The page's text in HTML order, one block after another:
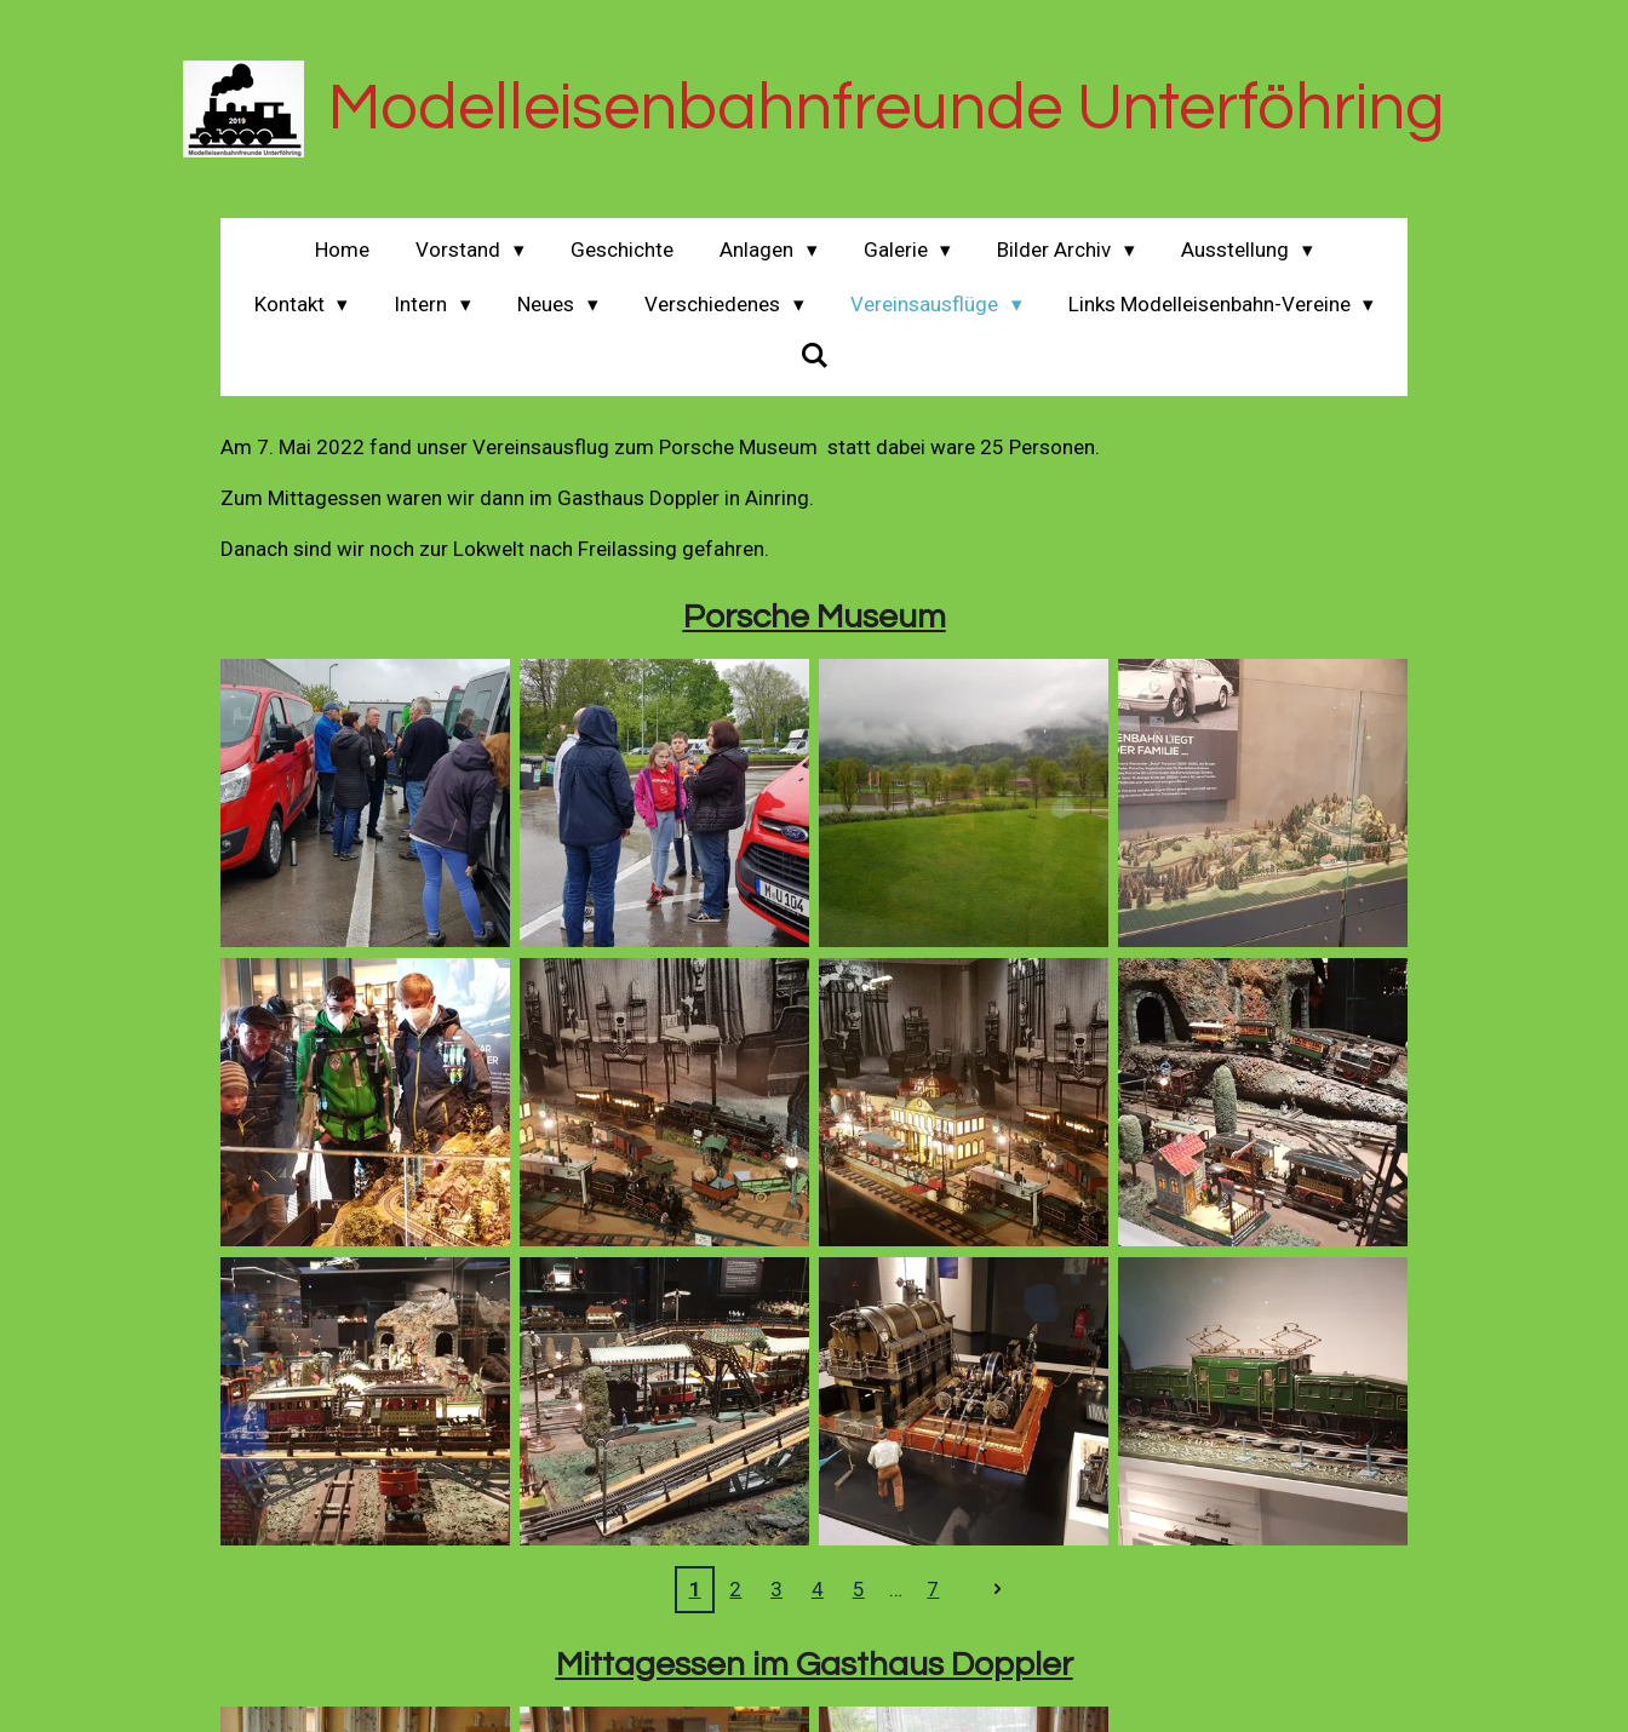
Modelleisenbahnfreunde Unterföhring
Home Vorstand Geschichte Anlagen Galerie Bilder Archiv Ausstellung
Kontakt Intern Neues Verschiedenes Vereinsausflüge Links Modelleisenbahn-Vereine
Am 7. Mai 2022 fand unser Vereinsausflug zum Porsche Museum statt dabei ware 25 Personen.
Zum Mittagessen waren wir dann im Gasthaus Doppler in Ainring.
Danach sind wir noch zur Lokwelt nach Freilassing gefahren.
Porsche Museum
1 2 3 4 5 7
Mittagessen im Gasthaus Doppler